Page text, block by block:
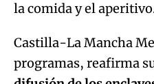
la comida y el
Castilla-La Mancha
programas, reafirma